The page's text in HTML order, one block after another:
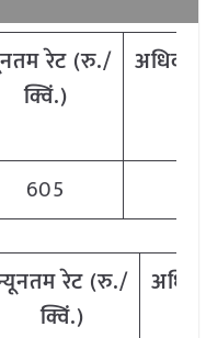
रेट(रु./
क्विं.)
605
रेट(रु./
क्विं.)